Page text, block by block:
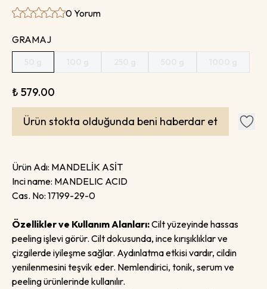
0 Yorum
GRAMAJ
₺ 579.00
Ürün stokta olduğunda beni haberdar et
Ürün Adı: MANDELİK ASİT
Inci name: MANDELIC ACID
Cas. No: 17199-29-0
Özellikler ve Kullanım Alanları:Cilt yüzeyinde hassas
peeling işlevi görür. Cilt dokusunda, ince kırışıklıklar ve
çizgilerde iyileşme sağlar. Aydınlatma etkisi vardır, cildin
yenilenmesini teşvik eder. Nemlendirici, tonik, serum ve
peeling ürünlerinde kullanılır.